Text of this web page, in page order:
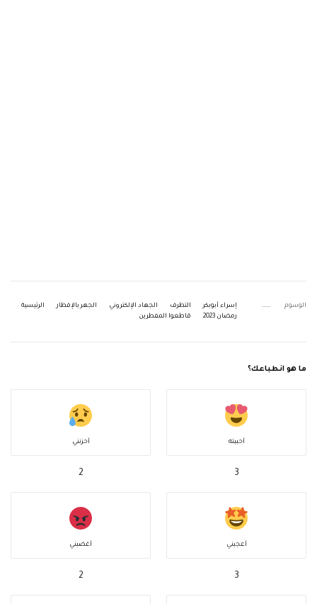
الوسوم إسراء أبوبكر التطرف الجهاد الإلكتروني الجهر بالإفطار
الرئيسية
رمضان 2023
قاطعوا المفطرين
ما هو انطباعك؟
أحببته
3
أحزنني
2
أعجبني
3
أغضبني
2